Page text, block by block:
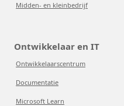
Midden- en kleinbedrijf
Ontwikkelaar en IT
Ontwikkelaarscentrum
Documentatie
Microsoft Learn